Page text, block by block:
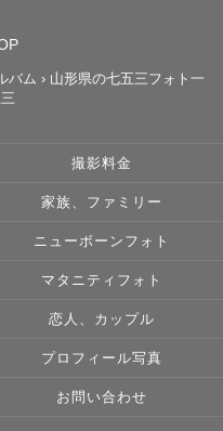
の方へ⚠️
バム › 山形県の七五三フォト一
撮影料金
家族、ファミリー
ニューボーンフォト
マタニティフォト
恋人、カップル
プロフィール写真
お問い合わせ